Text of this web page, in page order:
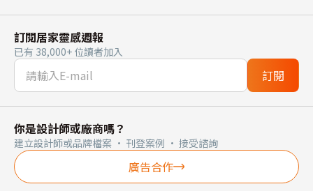
訂閱居家靈感週報
已有 38,000+ 位讀者加入
訂閱
你是設計師或廠商嗎？
建立設計師或品牌檔案 · 刊登案例 · 接受諮詢
廣告合作